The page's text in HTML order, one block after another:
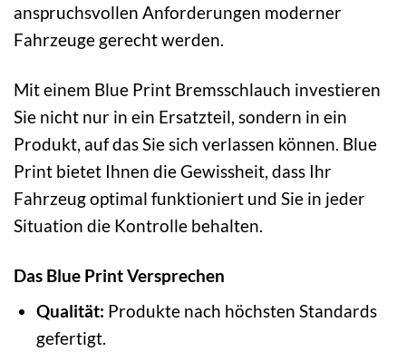
anspruchsvollen Anforderungen moderner
Fahrzeuge gerecht werden.
Mit einem Blue Print Bremsschlauch investieren
Sie nicht nur in ein Ersatzteil, sondern in ein
Produkt, auf das Sie sich verlassen können. Blue
Print bietet Ihnen die Gewissheit, dass Ihr
Fahrzeug optimal funktioniert und Sie in jeder
Situation die Kontrolle behalten.
Das Blue Print Versprechen
Qualität: Produkte nach höchsten Standards
gefertigt.